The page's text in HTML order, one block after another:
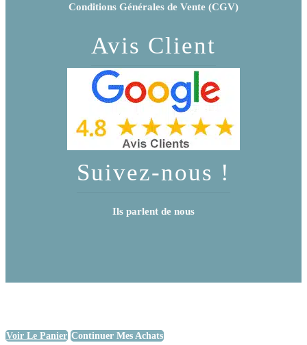
Conditions Générales de Vente (CGV)
Avis Client
Suivez-nous !
Ils parlent de nous
Voir Le Panier Continuer Mes Achats